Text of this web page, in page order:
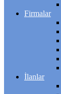
Firmalar
İlanlar